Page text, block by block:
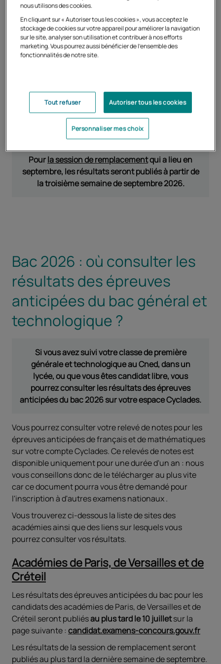
Les dates de publication des résultats des épreuves
anticipées varient selon les académies.
Les résultats de la session de juin 2026 des
juillet dans votre espace candidat Cyclades.
Les académies publient généralement les résultats en
matinée ou en début d'après-midi.
Pourla session de remplacementqui a lieu en
septembre, les résultats seront publiés à partir de
la troisième semaine de septembre 2026.
Bac 2026 : où consulter les
résultats des épreuves
anticipées du bac général et
technologique ?
Si vous avez suivi votre classe de première
générale et technologique au Cned, dans un
lycée, ou que vous êtes candidat libre, vous
pourrez consulter les résultats des épreuves
anticipées du bac 2026 sur votre espace Cyclades.
Vous pourrez consulter votre relevé de notes pour les
épreuves anticipées de français et de mathématiques
sur votre compte Cyclades. Ce relevés de notes est
disponible uniquement pour une durée d'un an : nous
vous conseillons donc de le télécharger au plus vite
car ce document pourra vous être demandé pour
l'inscription à d'autres examens nationaux .
Vous trouverez ci-dessous la liste de sites des
académies ainsi que des liens sur lesquels vous
pourrez consulter vos résultats.
Académies de Paris, de Versailles et de
Créteil
Les résultats des épreuves anticipées du bac pour les
candidats des académies de Paris, de Versailles et de
Créteil seront publiésau plus tardle 10 juilletsur la
page suivante : candidat.examens-concours.gouv.fr
Les résultats de la session de remplacement seront
publiés au plus tard la dernière semaine de septembre.
nous utilisons des cookies.
En cliquant sur « Autoriser tous les cookies », vous acceptez le
stockage de cookies sur votre appareil pour améliorer la navigation
sur le site, analyser son utilisation et contribuer à nos efforts
marketing. Vous pourrez aussi bénéficier de l'ensemble des
fonctionnalités de notre site.
Tout refuser Autoriser tous les cookies
Personnaliser mes choix